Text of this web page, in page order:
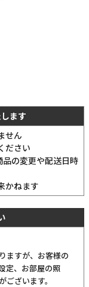
ます
せん
ださい
品の変更や配送日時
かねます
ますが、お客様の
定、お部屋の照
ざいます。